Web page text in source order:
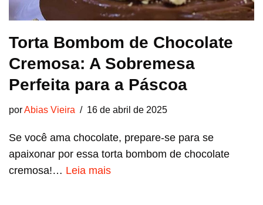
Torta Bombom de Chocolate
Cremosa: A Sobremesa
Perfeita para a Páscoa
porAbias Vieira 16 de abril de 2025
Se você ama chocolate, prepare-se para se
apaixonar por essa torta bombom de chocolate
cremosa!… Leia mais